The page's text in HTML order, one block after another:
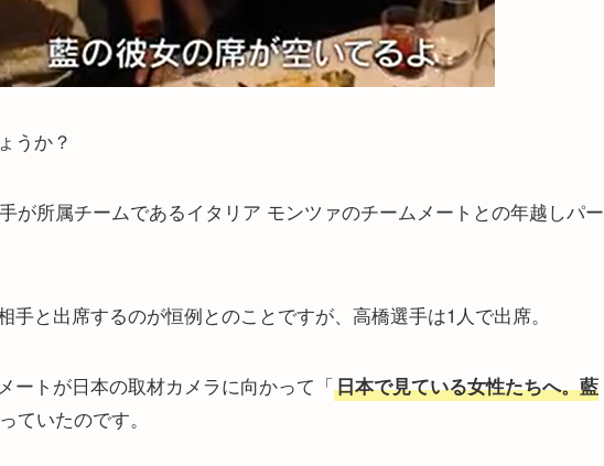
うか？
が所属チームであるイタリア モンツァのチームメートとの年越しパー
と出席するのが恒例とのことですが、高橋選手は1人で出席。
ートが日本の取材カメラに向かって「日本で見ている女性たちへ。藍
ていたのです。